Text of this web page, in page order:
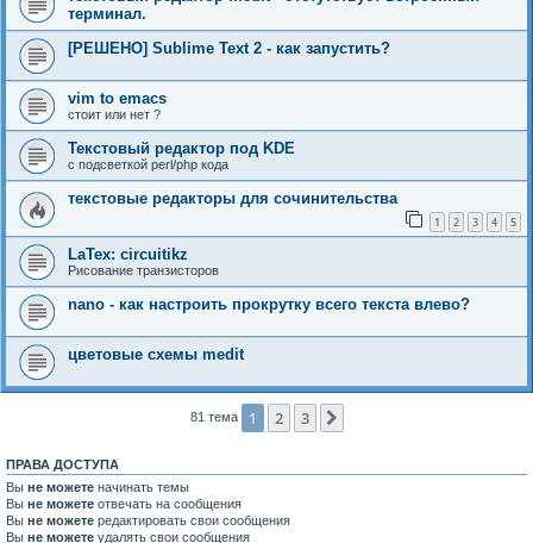
терминал.
[РЕШЕНО] Sublime Text 2 - как запустить?
vim to emacs
стоит или нет ?
Текстовый редактор под KDE
с подсветкой perl/php кода
текстовые редакторы для сочинительства
1 2 3 4 5
LaTex: circuitikz
Рисование транзисторов
nano - как настроить прокрутку всего текста влево?
цветовые схемы medit
81 тема 1 2 3
ПРАВА ДОСТУПА
Вы не можете начинать темы
Вы не можете отвечать на сообщения
Вы не можете редактировать свои сообщения
Вы не можете удалять свои сообщения